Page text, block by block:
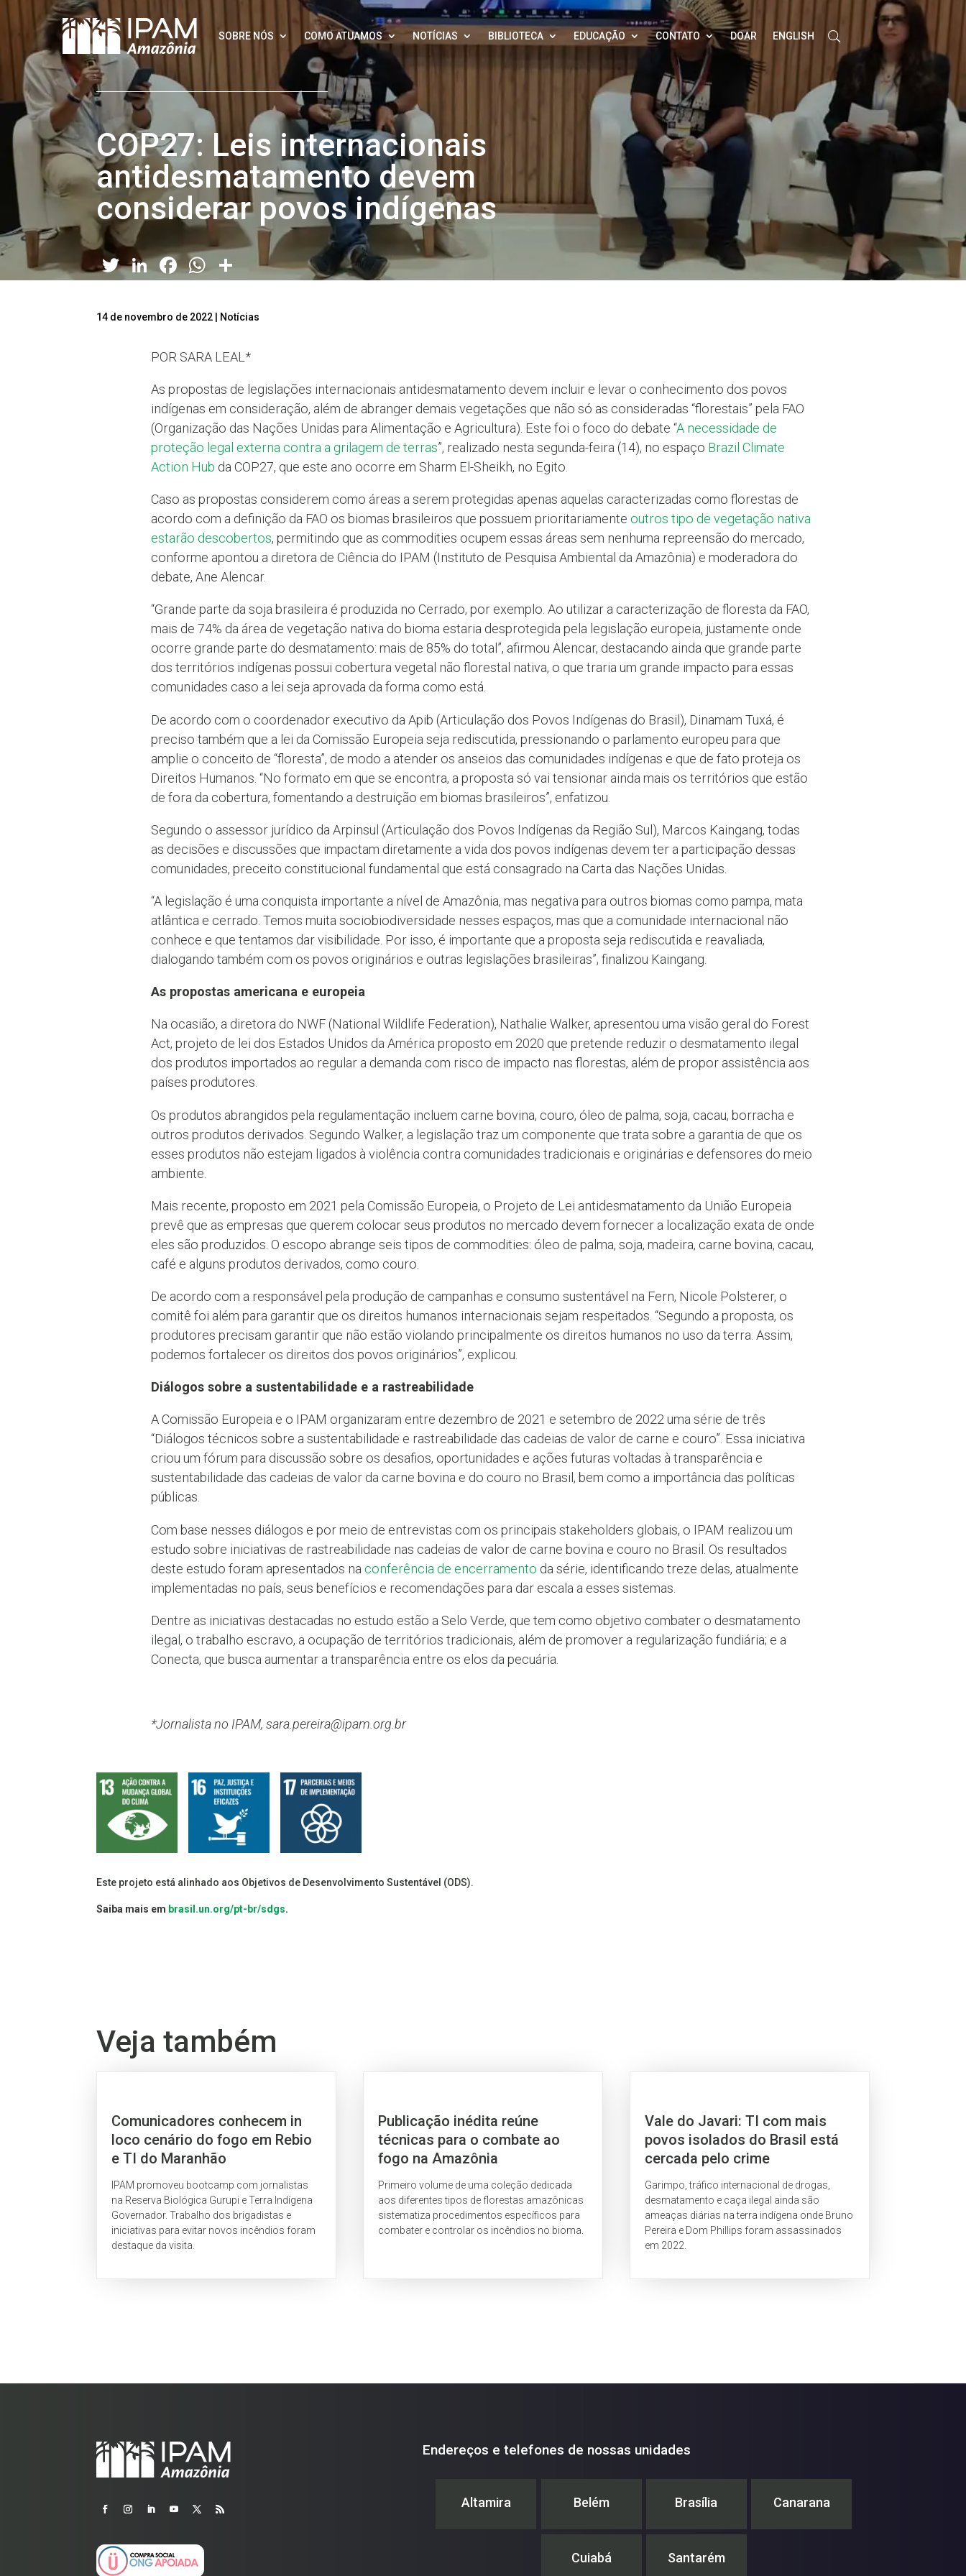
SOBRE NÓS COMO ATUAMOS NOTÍCIAS BIBLIOTECA EDUCAÇÃO CONTATO DOAR ENGLISH
COP27: Leis internacionais
antidesmatamento devem
considerar povos indígenas
Twitter
LinkedIn
Facebook
WhatsApp
Share
14 de novembro de 2022 Notícias
POR SARA LEAL*
As propostas de legislações internacionais antidesmatamento devem incluir e levar o conhecimento dos povos
indígenas em consideração, além de abranger demais vegetações que não só as consideradas “florestais” pela FAO
(Organização das Nações Unidas para Alimentação e Agricultura). Este foi o foco do debate “A necessidade de
proteção legal externa contra a grilagem de terras”, realizado nesta segunda-feira (14), no espaço Brazil Climate
Action Hub da COP27, que este ano ocorre em Sharm El-Sheikh, no Egito.
Caso as propostas considerem como áreas a serem protegidas apenas aquelas caracterizadas como florestas de
acordo com a definição da FAO os biomas brasileiros que possuem prioritariamente outros tipo de vegetação nativa
estarão descobertos, permitindo que as commodities ocupem essas áreas sem nenhuma repreensão do mercado,
conforme apontou a diretora de Ciência do IPAM (Instituto de Pesquisa Ambiental da Amazônia) e moderadora do
debate, Ane Alencar.
“Grande parte da soja brasileira é produzida no Cerrado, por exemplo. Ao utilizar a caracterização de floresta da FAO,
mais de 74% da área de vegetação nativa do bioma estaria desprotegida pela legislação europeia, justamente onde
ocorre grande parte do desmatamento: mais de 85% do total”, afirmou Alencar, destacando ainda que grande parte
dos territórios indígenas possui cobertura vegetal não florestal nativa, o que traria um grande impacto para essas
comunidades caso a lei seja aprovada da forma como está.
De acordo com o coordenador executivo da Apib (Articulação dos Povos Indígenas do Brasil), Dinamam Tuxá, é
preciso também que a lei da Comissão Europeia seja rediscutida, pressionando o parlamento europeu para que
amplie o conceito de “floresta”, de modo a atender os anseios das comunidades indígenas e que de fato proteja os
Direitos Humanos. “No formato em que se encontra, a proposta só vai tensionar ainda mais os territórios que estão
de fora da cobertura, fomentando a destruição em biomas brasileiros”, enfatizou.
Segundo o assessor jurídico da Arpinsul (Articulação dos Povos Indígenas da Região Sul), Marcos Kaingang, todas
as decisões e discussões que impactam diretamente a vida dos povos indígenas devem ter a participação dessas
comunidades, preceito constitucional fundamental que está consagrado na Carta das Nações Unidas.
“A legislação é uma conquista importante a nível de Amazônia, mas negativa para outros biomas como pampa, mata
atlântica e cerrado. Temos muita sociobiodiversidade nesses espaços, mas que a comunidade internacional não
conhece e que tentamos dar visibilidade. Por isso, é importante que a proposta seja rediscutida e reavaliada,
dialogando também com os povos originários e outras legislações brasileiras”, finalizou Kaingang.
As propostas americana e europeia
Na ocasião, a diretora do NWF (National Wildlife Federation), Nathalie Walker, apresentou uma visão geral do Forest
Act, projeto de lei dos Estados Unidos da América proposto em 2020 que pretende reduzir o desmatamento ilegal
dos produtos importados ao regular a demanda com risco de impacto nas florestas, além de propor assistência aos
países produtores.
Os produtos abrangidos pela regulamentação incluem carne bovina, couro, óleo de palma, soja, cacau, borracha e
outros produtos derivados. Segundo Walker, a legislação traz um componente que trata sobre a garantia de que os
esses produtos não estejam ligados à violência contra comunidades tradicionais e originárias e defensores do meio
ambiente.
Mais recente, proposto em 2021 pela Comissão Europeia, o Projeto de Lei antidesmatamento da União Europeia
prevê que as empresas que querem colocar seus produtos no mercado devem fornecer a localização exata de onde
eles são produzidos. O escopo abrange seis tipos de commodities: óleo de palma, soja, madeira, carne bovina, cacau,
café e alguns produtos derivados, como couro.
De acordo com a responsável pela produção de campanhas e consumo sustentável na Fern, Nicole Polsterer, o
comitê foi além para garantir que os direitos humanos internacionais sejam respeitados. “Segundo a proposta, os
produtores precisam garantir que não estão violando principalmente os direitos humanos no uso da terra. Assim,
podemos fortalecer os direitos dos povos originários”, explicou.
Diálogos sobre a sustentabilidade e a rastreabilidade
A Comissão Europeia e o IPAM organizaram entre dezembro de 2021 e setembro de 2022 uma série de três
“Diálogos técnicos sobre a sustentabilidade e rastreabilidade das cadeias de valor de carne e couro”. Essa iniciativa
criou um fórum para discussão sobre os desafios, oportunidades e ações futuras voltadas à transparência e
sustentabilidade das cadeias de valor da carne bovina e do couro no Brasil, bem como a importância das políticas
públicas.
Com base nesses diálogos e por meio de entrevistas com os principais stakeholders globais, o IPAM realizou um
estudo sobre iniciativas de rastreabilidade nas cadeias de valor de carne bovina e couro no Brasil. Os resultados
deste estudo foram apresentados na conferência de encerramento da série, identificando treze delas, atualmente
implementadas no país, seus benefícios e recomendações para dar escala a esses sistemas.
Dentre as iniciativas destacadas no estudo estão a Selo Verde, que tem como objetivo combater o desmatamento
ilegal, o trabalho escravo, a ocupação de territórios tradicionais, além de promover a regularização fundiária; e a
Conecta, que busca aumentar a transparência entre os elos da pecuária.
*Jornalista no IPAM, sara.pereira@ipam.org.br
Este projeto está alinhado aos Objetivos de Desenvolvimento Sustentável (ODS).
Saiba mais em brasil.un.org/pt-br/sdgs.
Veja também
Comunicadores conhecem in
loco cenário do fogo em Rebio
e TI do Maranhão
IPAM promoveu bootcamp com jornalistas
na Reserva Biológica Gurupi e Terra Indígena
Governador. Trabalho dos brigadistas e
iniciativas para evitar novos incêndios foram
destaque da visita.
Publicação inédita reúne
técnicas para o combate ao
fogo na Amazônia
Primeiro volume de uma coleção dedicada
aos diferentes tipos de florestas amazônicas
sistematiza procedimentos específicos para
combater e controlar os incêndios no bioma.
Vale do Javari: TI com mais
povos isolados do Brasil está
cercada pelo crime
Garimpo, tráfico internacional de drogas,
desmatamento e caça ilegal ainda são
ameaças diárias na terra indígena onde Bruno
Pereira e Dom Phillips foram assassinados
em 2022.
Endereços e telefones de nossas unidades
Altamira Belém Brasília Canarana
Cuiabá Santarém